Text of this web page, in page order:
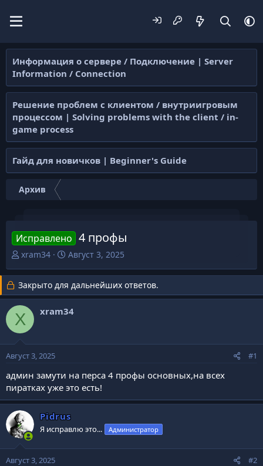
Информация о сервере / Подключение | Server
Information / Connection
Решение проблем с клиентом / внутриигровым
процессом | Solving problems with the client / in-
game process
Гайд для новичков | Beginner's Guide
Архив
Исправлено 4 профы
А
т
о
р
т
е
м
ы
xram34
Д
т
а
н
а
л
Август 3, 2025
Закрыто для дальнейших ответов.
X xram34
Август 3, 2025 #1
админ замути на перса 4 профы основных,на всех
пиратках уже это есть!
Pidrus
Я исправлю это... Администратор
Август 3, 2025 #2